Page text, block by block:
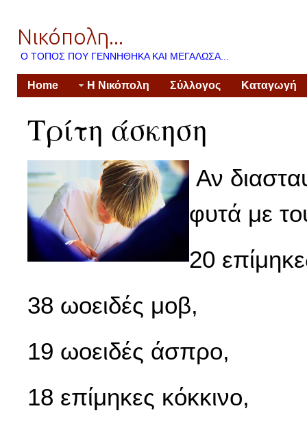
Νικόπολη...
Ο ΤΌΠΟΣ ΠΟΥ ΓΕΝΝΉΘΗΚΑ ΚΑΙ ΜΕΓΆΛΩΣΑ...
Home Η Νικόπολη Σύλλογος Καταγωγή
Τρίτη άσκηση
Αν
φυτά με
20
38 ωοειδές μοβ,
19 ωοειδές άσπρο,
18 επίμηκες κόκκινο,